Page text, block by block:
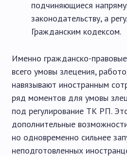
подчиняющиеся
законодательству, а
Гражданским кодексом.
Именно гражданско-
всего умовы злецения,
навязывают иностранным
ряд моментов для умовы
под регулирование ТК РП.
дополнительные
но одновременно сильнее
неподготовленных